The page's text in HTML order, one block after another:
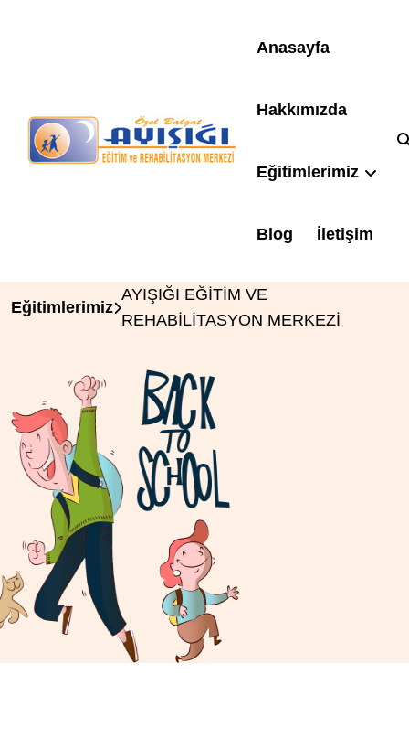
Anasayfa
Hakkımızda
Eğitimlerimiz
Blog İletişim
Eğitimlerimiz
AYIŞIĞI EĞİTİM VE
REHABİLİTASYON MERKEZİ